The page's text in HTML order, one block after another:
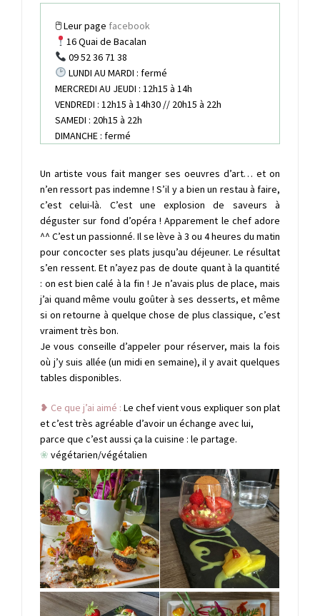
🖱 Leur page facebook
16 Quai de Bacalan
09 52 36 71 38
LUNDI AU MARDI : fermé
MERCREDI AU JEUDI : 12h15 à 14h
VENDREDI : 12h15 à 14h30 // 20h15 à 22h
SAMEDI : 20h15 à 22h
DIMANCHE : fermé
Un artiste vous fait manger ses oeuvres d’art… et on
n’en ressort pas indemne ! S’il y a bien un restau à faire,
c’est celui-là. C’est une explosion de saveurs à
déguster sur fond d’opéra ! Apparement le chef adore
^^ C’est un passionné. Il se lève à 3 ou 4 heures du matin
pour concocter ses plats jusqu’au déjeuner. Le résultat
s’en ressent. Et n’ayez pas de doute quant à la quantité
: on est bien calé à la fin ! Je n’avais plus de place, mais
j’ai quand même voulu goûter à ses desserts, et même
si on retourne à quelque chose de plus classique, c’est
vraiment très bon.
Je vous conseille d’appeler pour réserver, mais la fois
où j’y suis allée (un midi en semaine), il y avait quelques
tables disponibles.
❥ Ce que j’ai aimé : Le chef vient vous expliquer son plat
et c’est très agréable d’avoir un échange avec lui,
parce que c’est aussi ça la cuisine : le partage.
❀ végétarien/végétalien